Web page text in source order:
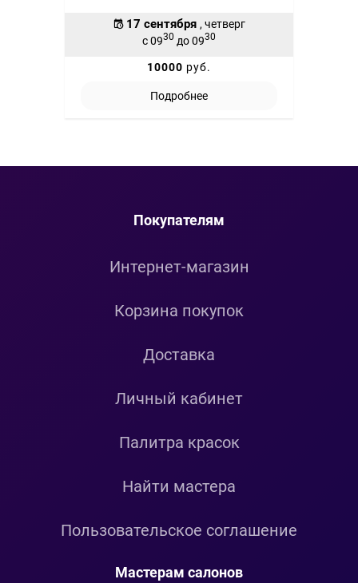
17 сентября , четверг
с 0930 до 0930
10000 руб.
Подробнее
Покупателям
Интернет-магазин
Корзина покупок
Доставка
Личный кабинет
Палитра красок
Найти мастера
Пользовательское соглашение
Мастерам салонов